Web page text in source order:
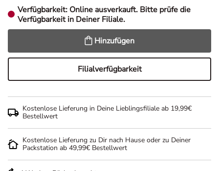
Verfügbarkeit: Online ausverkauft. Bitte prüfe die
Verfügbarkeit in Deiner Filiale.
Hinzufügen
Filialverfügbarkeit
Kostenlose Lieferung in Deine Lieblingsfiliale ab 19,99€
Bestellwert
Kostenlose Lieferung zu Dir nach Hause oder zu Deiner
Packstation ab 49,99€ Bestellwert